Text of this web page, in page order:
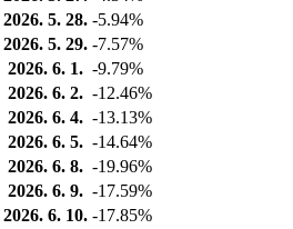
2026. 5. 28. -5.94%
2026. 5. 29. -7.57%
2026. 6. 1. -9.79%
2026. 6. 2. -12.46%
2026. 6. 4. -13.13%
2026. 6. 5. -14.64%
2026. 6. 8. -19.96%
2026. 6. 9. -17.59%
2026. 6. 10. -17.85%